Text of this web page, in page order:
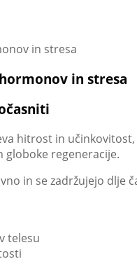
in stresa
hitrost in
globoke regeneracije.
in se zadržujejo
telesu